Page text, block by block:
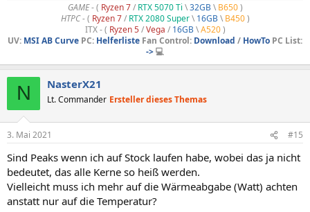
GAME- ( Ryzen 7/ RTX 5070 Ti \32GB\ B650)
HTPC -( Ryzen 7/ RTX 2080 Super\ 16GB\ B450)
ITX - ( Ryzen 5/Vega / 16GB\A520)
UV: MSI AB Curve PC: Helferliste Fan Control: Download / HowTo PC List:
->💻
N NasterX21
Lt. Commander Ersteller dieses Themas
3. Mai 2021 #15
Sind Peaks wenn ich auf Stock laufen habe, wobei das ja nicht
bedeutet, das alle Kerne so heiß werden.
Vielleicht muss ich mehr auf die Wärmeabgabe (Watt) achten
anstatt nur auf die Temperatur?